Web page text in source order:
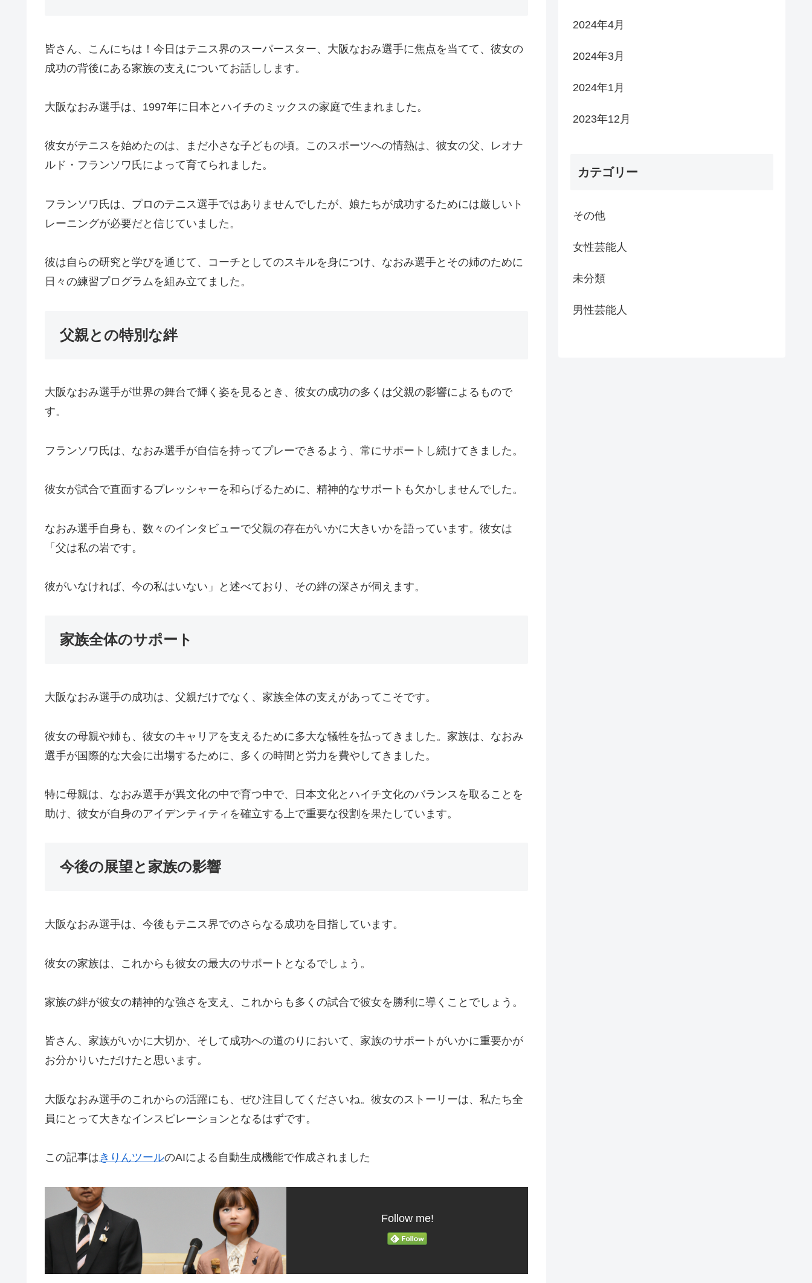
皆さん、こんにちは！今日はテニス界のスーパースター、大阪なおみ選手に焦点を当てて、彼女の
成功の背後にある家族の支えについてお話しします。
大阪なおみ選手は、1997年に日本とハイチのミックスの家庭で生まれました。
彼女がテニスを始めたのは、まだ小さな子どもの頃。このスポーツへの情熱は、彼女の父、レオナ
ルド・フランソワ氏によって育てられました。
フランソワ氏は、プロのテニス選手ではありませんでしたが、娘たちが成功するためには厳しいト
レーニングが必要だと信じていました。
彼は自らの研究と学びを通じて、コーチとしてのスキルを身につけ、なおみ選手とその姉のために
日々の練習プログラムを組み立てました。
父親との特別な絆
大阪なおみ選手が世界の舞台で輝く姿を見るとき、彼女の成功の多くは父親の影響によるもので
す。
フランソワ氏は、なおみ選手が自信を持ってプレーできるよう、常にサポートし続けてきました。
彼女が試合で直面するプレッシャーを和らげるために、精神的なサポートも欠かしませんでした。
なおみ選手自身も、数々のインタビューで父親の存在がいかに大きいかを語っています。彼女は
「父は私の岩です。
彼がいなければ、今の私はいない」と述べており、その絆の深さが伺えます。
家族全体のサポート
大阪なおみ選手の成功は、父親だけでなく、家族全体の支えがあってこそです。
彼女の母親や姉も、彼女のキャリアを支えるために多大な犠牲を払ってきました。家族は、なおみ
選手が国際的な大会に出場するために、多くの時間と労力を費やしてきました。
特に母親は、なおみ選手が異文化の中で育つ中で、日本文化とハイチ文化のバランスを取ることを
助け、彼女が自身のアイデンティティを確立する上で重要な役割を果たしています。
今後の展望と家族の影響
大阪なおみ選手は、今後もテニス界でのさらなる成功を目指しています。
彼女の家族は、これからも彼女の最大のサポートとなるでしょう。
家族の絆が彼女の精神的な強さを支え、これからも多くの試合で彼女を勝利に導くことでしょう。
皆さん、家族がいかに大切か、そして成功への道のりにおいて、家族のサポートがいかに重要かが
お分かりいただけたと思います。
大阪なおみ選手のこれからの活躍にも、ぜひ注目してくださいね。彼女のストーリーは、私たち全
員にとって大きなインスピレーションとなるはずです。
この記事はきりんツールのAIによる自動生成機能で作成されました
Follow me!
2024年4月
2024年3月
2024年1月
2023年12月
カテゴリー
その他
女性芸能人
未分類
男性芸能人